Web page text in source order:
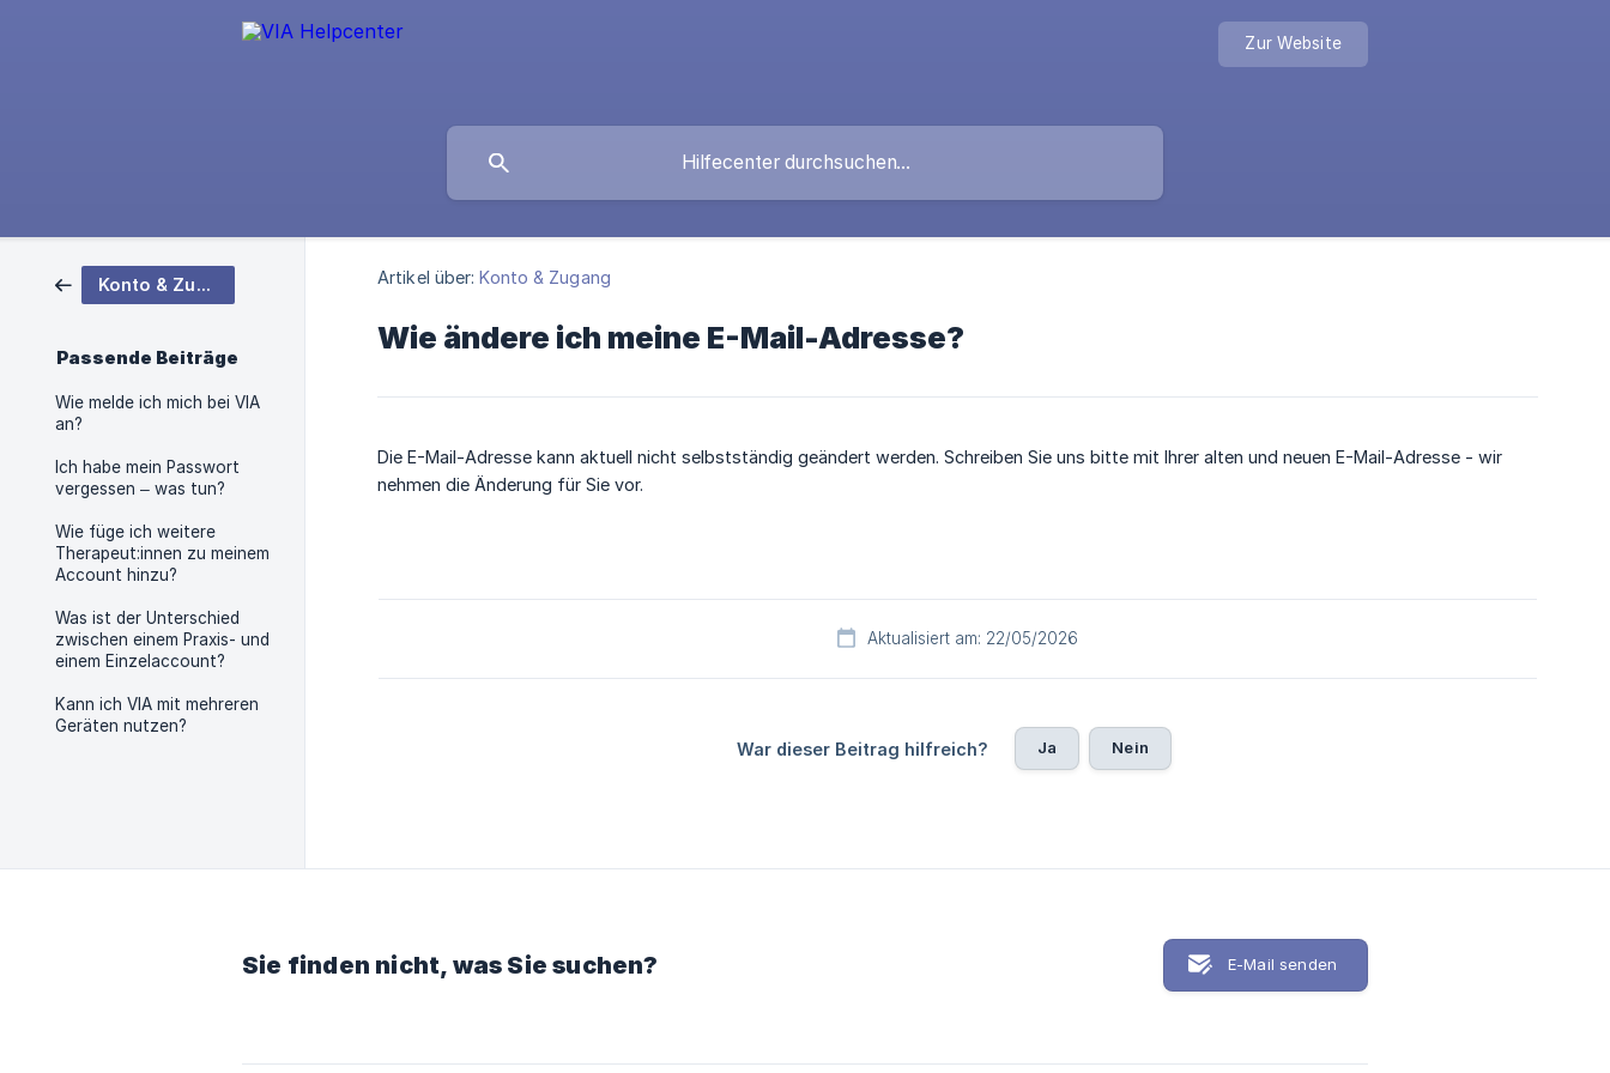
Zur Website
Konto & Zugang
Passende Beiträge
Wie melde ich mich bei VIA
an?
Ich habe mein Passwort
vergessen – was tun?
Wie füge ich weitere
Therapeut:innen zu meinem
Account hinzu?
Was ist der Unterschied
zwischen einem Praxis- und
einem Einzelaccount?
Kann ich VIA mit mehreren
Geräten nutzen?
Artikel über: Konto & Zugang
Wie ändere ich meine E-Mail-Adresse?
Die E-Mail-Adresse kann aktuell nicht selbstständig geändert werden. Schreiben Sie uns bitte mit Ihrer alten und neuen E-Mail-Adresse - wir
nehmen die Änderung für Sie vor.
Aktualisiert am: 22/05/2026
War dieser Beitrag hilfreich? Ja Nein
Sie finden nicht, was Sie suchen? E-Mail senden